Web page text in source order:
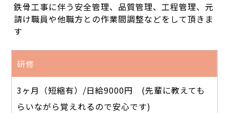
鉄骨工事に伴う安全管理、品質管理、工程管理、元
請け職員や他職方との作業間調整などをして頂きま
す
研修
3ヶ月（短縮有）/日給9000円 (先輩に教えても
らいながら覚えれるので安心です)